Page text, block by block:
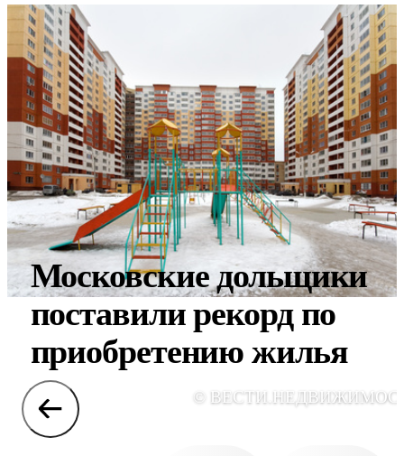
Московские дольщики
поставили рекорд по
приобретению жилья
©